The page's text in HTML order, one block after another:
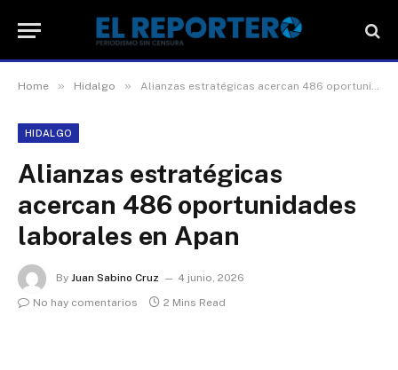
Home » Hidalgo » Alianzas estratégicas acercan 486 oportunidades laborales en Apan
HIDALGO
Alianzas estratégicas
acercan 486 oportunidades
laborales en Apan
By Juan Sabino Cruz
4 junio, 2026
No hay comentarios
2 Mins Read